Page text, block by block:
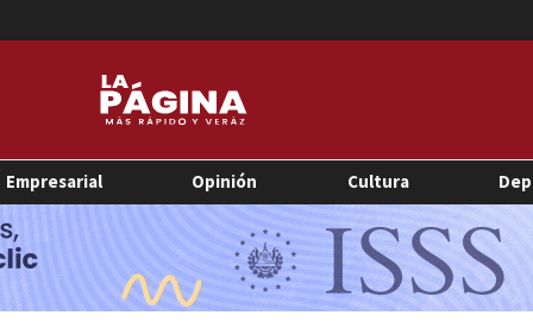
Empresarial Opinión Cultura